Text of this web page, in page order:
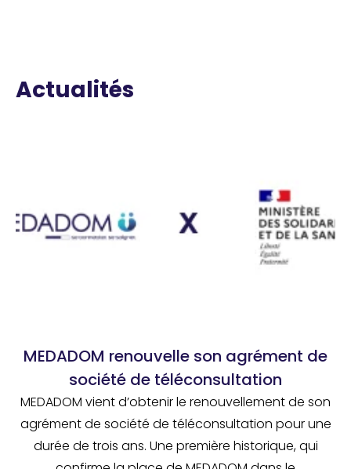
Actualités
MEDADOM renouvelle son agrément de
société de téléconsultation
MEDADOM vient d’obtenir le renouvellement de son
agrément de société de téléconsultation pour une
durée de trois ans. Une première historique, qui